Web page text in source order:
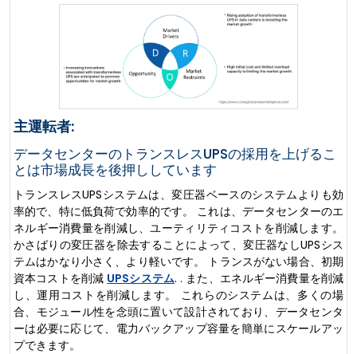
主運転者:
データセンターのトランスレスUPSの採用を上げるこ
とは市場成長を後押ししています
トランスレスUPSシステムは、変圧器ベースのシステムよりも効
率的で、特に低負荷で効率的です。 これは、データセンターのエ
ネルギー消費量を削減し、ユーティリティコストを削減します。
かさばりの変圧器を除去することによって、変圧器なしUPSシス
テムはかなり小さく、より軽いです。 トランスがない場合、初期
資本コストを削減 UPSシステム. . また、エネルギー消費量を削減
し、運用コストを削減します。 これらのシステムは、多くの場
合、モジュール性を念頭に置いて設計されており、データセンタ
ーは必要に応じて、電力バックアップ容量を簡単にスケールアッ
プできます。